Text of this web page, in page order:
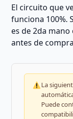
El circuito que
funciona 100%.
es de 2da
antes de
La
Puede